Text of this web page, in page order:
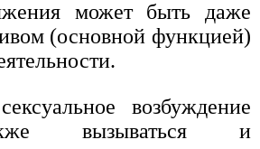
может быть даже
(основной функцией)
возбуждение
вызываться и